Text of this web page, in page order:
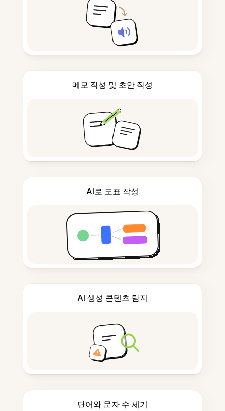
메모 작성 및 초안 작성
AI로 도표 작성
AI 생성 콘텐츠 탐지
단어와 문자 수 세기